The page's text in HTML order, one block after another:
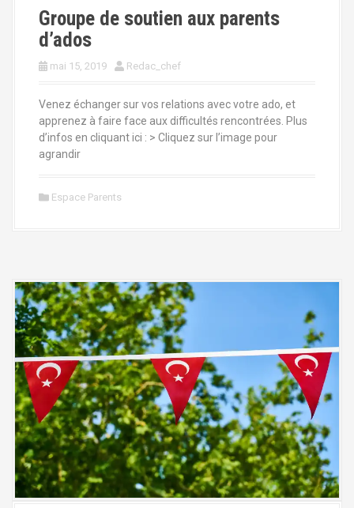
Groupe de soutien aux parents
d’ados
mai 15, 2019 Redac_chef
Venez échanger sur vos relations avec votre ado, et
apprenez à faire face aux difficultés rencontrées. Plus
d’infos en cliquant ici : > Cliquez sur l’image pour
agrandir
Espace Parents